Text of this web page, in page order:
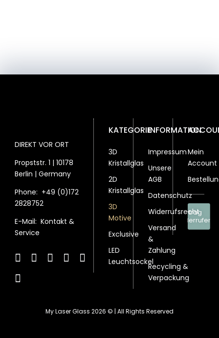
auf
DIREKT VOR ORT
Propststr. 1 | 10178
Berlin | Germany
Phone: +49 (0)172
2828752
E-Mail: Kontakt &
Service
KATEGORIE
3D
Kristallglas
2D
Kristallglas
3D
Motive
Exclusive
LED
Leuchtsockel
INFORMATION
Impressum
Unsere
AGB
Datenschutz
Widerrufsrecht
Versand
&
Zahlung
Recycling &
Verpackung
Mein
Account
Vertrag
widerrufen
My Laser Glass 2026 © | All Rights Reserved